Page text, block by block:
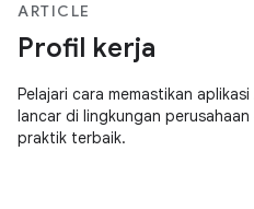
ARTICLE
Profil kerja
Pelajari cara memastikan
lancar di lingkungan
praktik terbaik.